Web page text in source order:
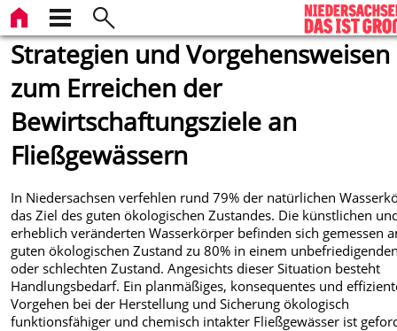
Strategien und Vorgehensweisen
zum Erreichen der
Bewirtschaftungsziele an
Fließgewässern
In Niedersachsen verfehlen rund 79% der natürlichen
das Ziel des guten ökologischen Zustandes. Die künstlichen
erheblich veränderten Wasserkörper befinden sich gemessen
guten ökologischen Zustand zu 80% in einem
oder schlechten Zustand. Angesichts dieser Situation besteht
Handlungsbedarf. Ein planmäßiges, konsequentes und
Vorgehen bei der Herstellung und Sicherung ökologisch
funktionsfähiger und chemisch intakter Fließgewässer ist